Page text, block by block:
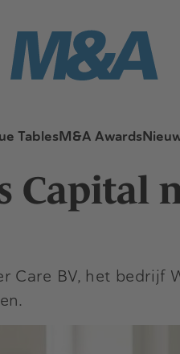
TablesM&A Awards
Care BV, het bedrijf